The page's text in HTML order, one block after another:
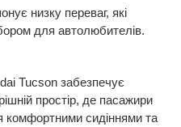
низку переваг, які
для автолюбителів.
Tucson забезпечує
простір, де пасажири
комфортними сидіннями та